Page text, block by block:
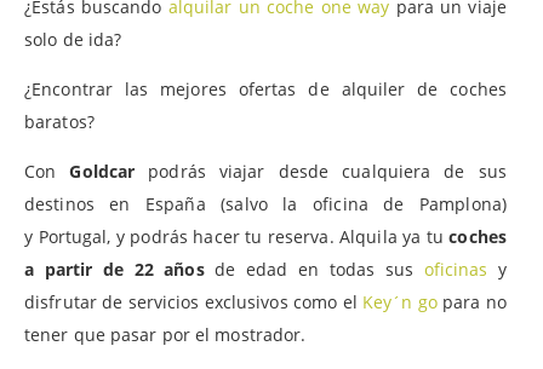
¿Estás buscando alquilar un coche one way para un viaje
solo de ida?
¿Encontrar las mejores ofertas de alquiler de coches
baratos?
ConGoldcar podrás viajar desde cualquiera de sus
destinos en España (salvo la oficina de Pamplona)
y Portugal, y podrás hacer tu reserva. Alquila ya tucoches
a partir de 22 añosde edad en todas sus oficinas y
disfrutar de servicios exclusivos como el Key´n gopara no
tener que pasar por el mostrador.